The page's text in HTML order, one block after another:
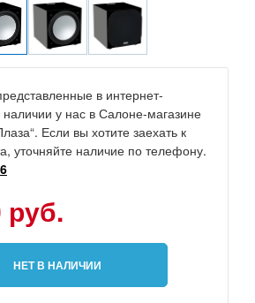
в интернет-
наличии у нас в Салоне-магазине
Если вы хотите заехать к
уточняйте наличие по телефону.
руб.
НЕТ В НАЛИЧИИ